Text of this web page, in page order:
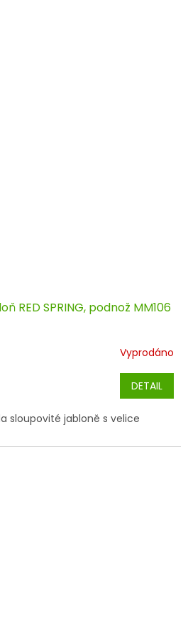
RED SPRING, podnož MM106
Vyprodáno
DETAIL
sloupovité jabloně s velice